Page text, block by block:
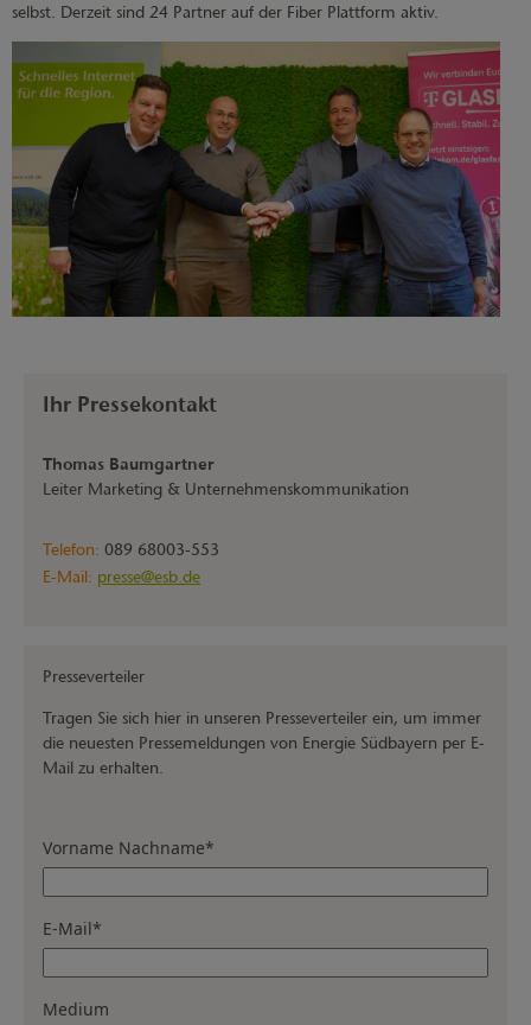
selbst. Derzeit sind 24 Partner auf der Fiber Plattform aktiv.
Ihr Pressekontakt
Thomas Baumgartner
Leiter Marketing & Unternehmenskommunikation
Telefon: 089 68003-553
E-Mail: presse@esb.de
Presseverteiler
Tragen Sie sich hier in unseren Presseverteiler ein, um immer
die neuesten Pressemeldungen von Energie Südbayern per E-
Mail zu erhalten.
Vorname Nachname*
E-Mail*
Medium